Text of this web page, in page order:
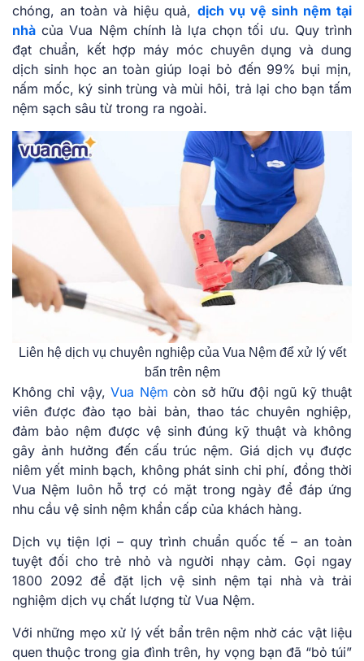
chóng, an toàn và hiệu quả, dịch vụ vệ sinh nệm tại
nhà của Vua Nệm chính là lựa chọn tối ưu. Quy trình
đạt chuẩn, kết hợp máy móc chuyên dụng và dung
dịch sinh học an toàn giúp loại bỏ đến 99% bụi mịn,
nấm mốc, ký sinh trùng và mùi hôi, trả lại cho bạn tấm
nệm sạch sâu từ trong ra ngoài.
Liên hệ dịch vụ chuyên nghiệp của Vua Nệm để xử lý vết
bẩn trên nệm
Không chỉ vậy,Vua Nệm còn sở hữu đội ngũ kỹ thuật
viên được đào tạo bài bản, thao tác chuyên nghiệp,
đảm bảo nệm được vệ sinh đúng kỹ thuật và không
gây ảnh hưởng đến cấu trúc nệm. Giá dịch vụ được
niêm yết minh bạch, không phát sinh chi phí, đồng thời
Vua Nệm luôn hỗ trợ có mặt trong ngày để đáp ứng
nhu cầu vệ sinh nệm khẩn cấp của khách hàng.
Dịch vụ tiện lợi – quy trình chuẩn quốc tế – an toàn
tuyệt đối cho trẻ nhỏ và người nhạy cảm. Gọi ngay
1800 2092 để đặt lịch vệ sinh nệm tại nhà và trải
nghiệm dịch vụ chất lượng từ Vua Nệm.
Với những mẹo xử lý vết bẩn trên nệm nhờ các vật liệu
quen thuộc trong gia đình trên, hy vọng bạn đã “bỏ túi”